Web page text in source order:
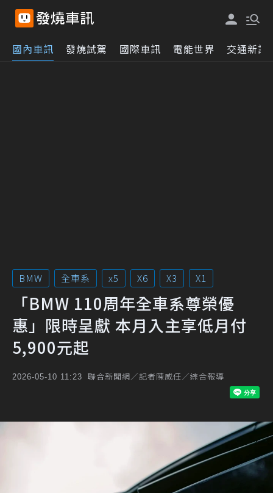
國內車訊 發燒試駕 國際車訊 電能世界 交通新訊
BMW 全車系 x5 X6 X3 X1
「BMW 110周年全車系尊榮優
惠」限時呈獻 本月入主享低月付
5,900元起
2026-05-10 11:23 聯合新聞網／記者陳威任／綜合報導